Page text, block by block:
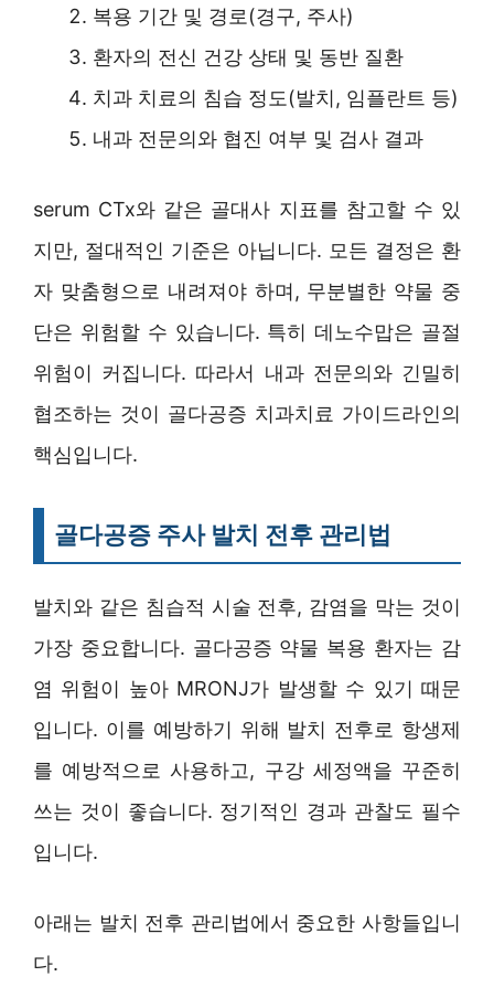
복용 기간 및 경로(경구, 주사)
환자의 전신 건강 상태 및 동반 질환
치과 치료의 침습 정도(발치, 임플란트 등)
내과 전문의와 협진 여부 및 검사 결과
serum CTx와 같은 골대사 지표를 참고할 수 있
지만, 절대적인 기준은 아닙니다. 모든 결정은 환
자 맞춤형으로 내려져야 하며, 무분별한 약물 중
단은 위험할 수 있습니다. 특히 데노수맙은 골절
위험이 커집니다. 따라서 내과 전문의와 긴밀히
협조하는 것이 골다공증 치과치료 가이드라인의
핵심입니다.
골다공증 주사 발치 전후 관리법
발치와 같은 침습적 시술 전후, 감염을 막는 것이
가장 중요합니다. 골다공증 약물 복용 환자는 감
염 위험이 높아 MRONJ가 발생할 수 있기 때문
입니다. 이를 예방하기 위해 발치 전후로 항생제
를 예방적으로 사용하고, 구강 세정액을 꾸준히
쓰는 것이 좋습니다. 정기적인 경과 관찰도 필수
입니다.
아래는 발치 전후 관리법에서 중요한 사항들입니
다.